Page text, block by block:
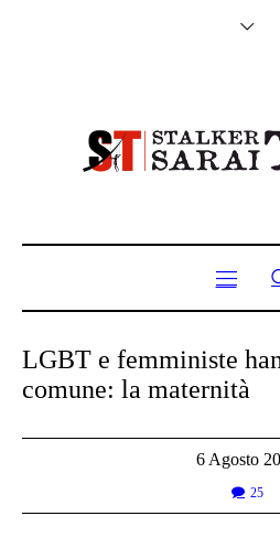
LGBT e femministe
comune: la maternità
6 Agosto
25